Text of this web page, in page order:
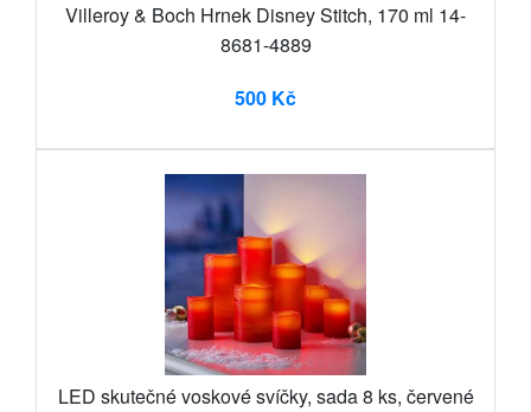
Villeroy & Boch Hrnek Disney Stitch, 170 ml 14-
8681-4889
500 Kč
LED skutečné voskové svíčky, sada 8 ks, červené